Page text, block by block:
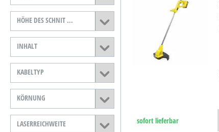
HÖHE DES SCHNIT ...
INHALT
KABELTYP
KÖRNUNG
LASERREICHWEITE sofort lieferbar